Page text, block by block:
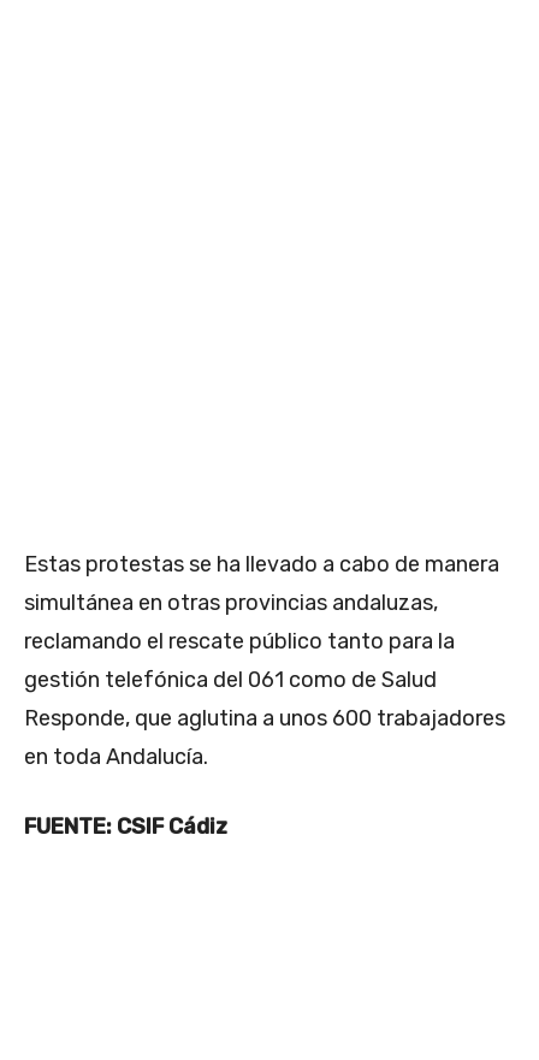
Estas protestas se ha llevado a cabo de manera
simultánea en otras provincias andaluzas,
reclamando el rescate público tanto para la
gestión telefónica del 061 como de Salud
Responde, que aglutina a unos 600 trabajadores
en toda Andalucía.
FUENTE: CSIF Cádiz